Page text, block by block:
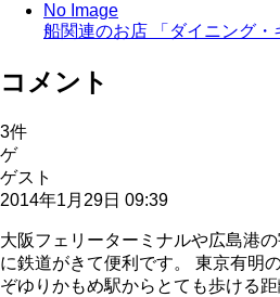
No Image
船関連のお店 「ダイニング・
コメント
3件
ゲ
ゲスト
2014年1月29日 09:39
大阪フェリーターミナルや広島港
に鉄道がきて便利です。 東京有明
ぞゆりかもめ駅からとても歩ける